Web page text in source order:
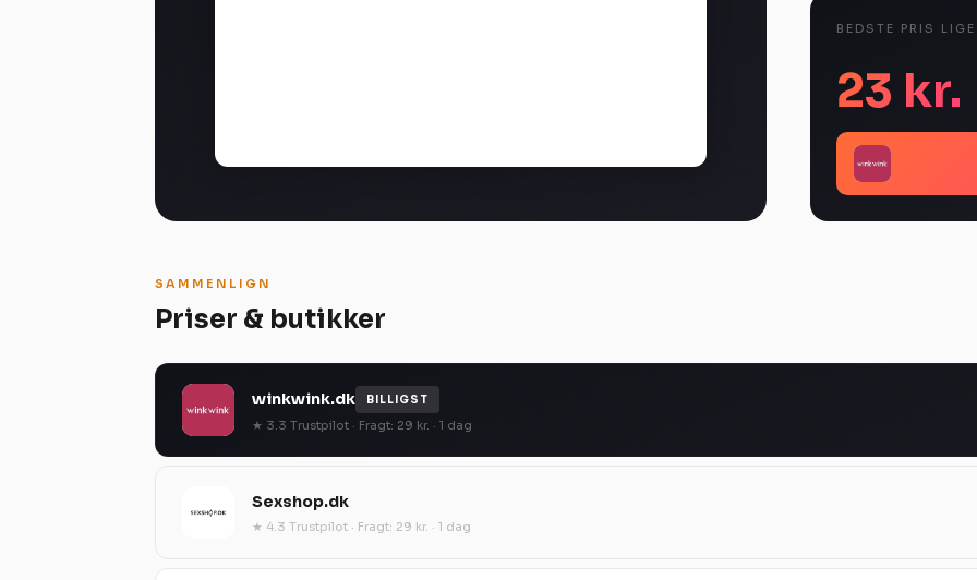
BEDSTE PRIS
23 kr.
SAMMENLIGN
Priser & butikker
winkwink.dk BILLIGST
★ 3.3 Trustpilot · Fragt: 29 kr. · 1 dag
Sexshop.dk
★ 4.3 Trustpilot · Fragt: 29 kr. · 1 dag